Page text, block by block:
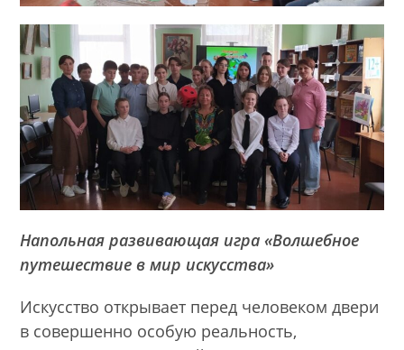
Напольная развивающая игра «Волшебное
путешествие в мир искусства»
Искусство открывает перед человеком двери
в совершенно особую реальность,